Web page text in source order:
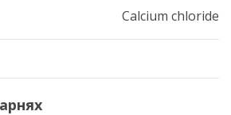
Calcium chloride